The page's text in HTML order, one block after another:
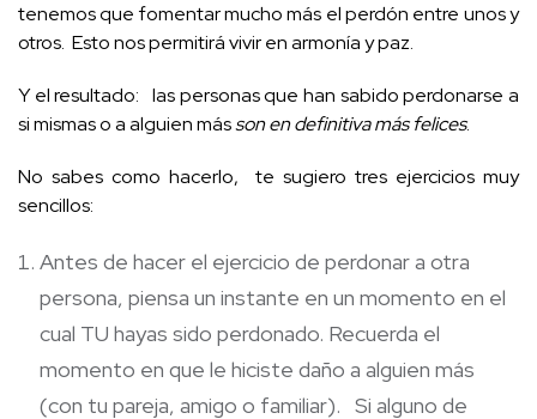
tenemos que fomentar mucho más el perdón entre unos y
otros. Esto nos permitirá vivir en armonía y paz.
Y el resultado: las personas que han sabido perdonarse a
si mismas o a alguien másson en definitiva más felices.
No sabes como hacerlo, te sugiero tres ejercicios muy
sencillos:
Antes de hacer el ejercicio de perdonar a otra
persona, piensa un instante en un momento en el
cual TU hayas sido perdonado. Recuerda el
momento en que le hiciste daño a alguien más
(con tu pareja, amigo o familiar). Si alguno de